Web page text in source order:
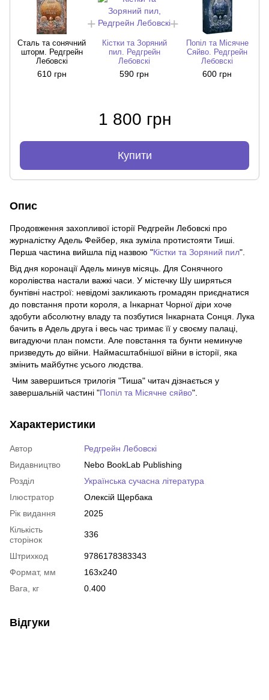
Сталь та сонячний
шторм. Редгрейн
Лебовскі
610 грн
Кістки та Зоряний
пил. Редгрейн
Лебовскі
590 грн
Попіл та Місячне
Сяйво. Редгрейн
Лебовскі
600 грн
1 800 грн
Купити
Опис
Продовження захопливої історії Редгрейн Лебовскі про
журналістку Адель Фейбер, яка зуміла протистояти Тиші.
Перша частина вийшла під назвою "Кістки та Зоряний пил".
Від дня коронації Адель минув місяць. Для Сонячного
королівства настали важкі часи. У містечку Шу ширяться
бунтівні настрої: невідомі закликають громадян приєднатися
до повстання проти короля, а Інкарнат Чорної діри хоче
здобути абсолютну владу та позбутися Інкарната Сонця. Лука
бачить в Адель друга і весь час тримає її у своєму палаці,
вигадуючи план помсти. Але повстання та бунти неминуче
призведуть до війни. Наймасштабнішої війни в історії, яка
змінить майбутнє усього людства.
Чим завершиться трилогія "Тиша" читач дізнається у
завершальній частині "Попіл та Місячне сяйво".
Характеристики
Автор
Редгрейн Лебовскі
Видавництво
Nebo BookLab Publishing
Розділ
Українська сучасна література
Ілюстратор
Олексій Щербака
Рік видання
2025
Кількість
сторінок
336
Штрихкод
9786178383343
Формат, мм
163x240
Вага, кг
0.400
Відгуки